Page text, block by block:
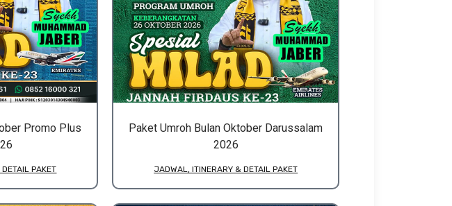
Promo Plus
PAKET
Paket Umroh Bulan Oktober Darussalam
2026
JADWAL, ITINERARY & DETAIL PAKET